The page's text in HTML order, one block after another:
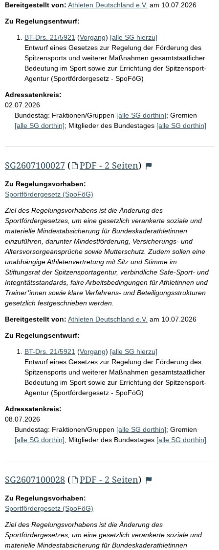
Bereitgestellt von: Athleten Deutschland e.V. am 10.07.2026
Zu Regelungsentwurf:
BT-Drs. 21/5921 (Vorgang) [alle SG hierzu]
Entwurf eines Gesetzes zur Regelung der Förderung des
Spitzensports und weiterer Maßnahmen gesamtstaatlicher
Bedeutung im Sport sowie zur Errichtung der Spitzensport-
Agentur (Sportfördergesetz - SpoFöG)
Adressatenkreis:
02.07.2026
Bundestag: Fraktionen/Gruppen [alle SG dorthin]; Gremien
[alle SG dorthin]; Mitglieder des Bundestages [alle SG dorthin]
SG2607100027 ( PDF - 2 Seiten)
Zu Regelungsvorhaben:
Sportfördergesetz (SpoFöG)
Ziel des Regelungsvorhabens ist die Änderung des
Sportfördergesetzes, um eine gesetzlich verankerte soziale und
materielle Mindestabsicherung für Bundeskaderathletinnen
einzuführen, darunter Mindestförderung, Versicherungs- und
Altersvorsorgeansprüche sowie Mutterschutz. Zudem sollen eine
unabhängige Athletenvertretung mit Sitz und Stimme im
Stiftungsrat der Spitzensportagentur, verbindliche Safe-Sport- und
Integritätsstandards, faire Arbeitsbedingungen für Athletinnen und
Trainer*innen sowie klare Verfahrens- und Beteiligungsstrukturen
gesetzlich festgeschrieben werden.
Bereitgestellt von: Athleten Deutschland e.V. am 10.07.2026
Zu Regelungsentwurf:
BT-Drs. 21/5921 (Vorgang) [alle SG hierzu]
Entwurf eines Gesetzes zur Regelung der Förderung des
Spitzensports und weiterer Maßnahmen gesamtstaatlicher
Bedeutung im Sport sowie zur Errichtung der Spitzensport-
Agentur (Sportfördergesetz - SpoFöG)
Adressatenkreis:
08.07.2026
Bundestag: Fraktionen/Gruppen [alle SG dorthin]; Gremien
[alle SG dorthin]; Mitglieder des Bundestages [alle SG dorthin]
SG2607100028 ( PDF - 2 Seiten)
Zu Regelungsvorhaben:
Sportfördergesetz (SpoFöG)
Ziel des Regelungsvorhabens ist die Änderung des
Sportfördergesetzes, um eine gesetzlich verankerte soziale und
materielle Mindestabsicherung für Bundeskaderathletinnen